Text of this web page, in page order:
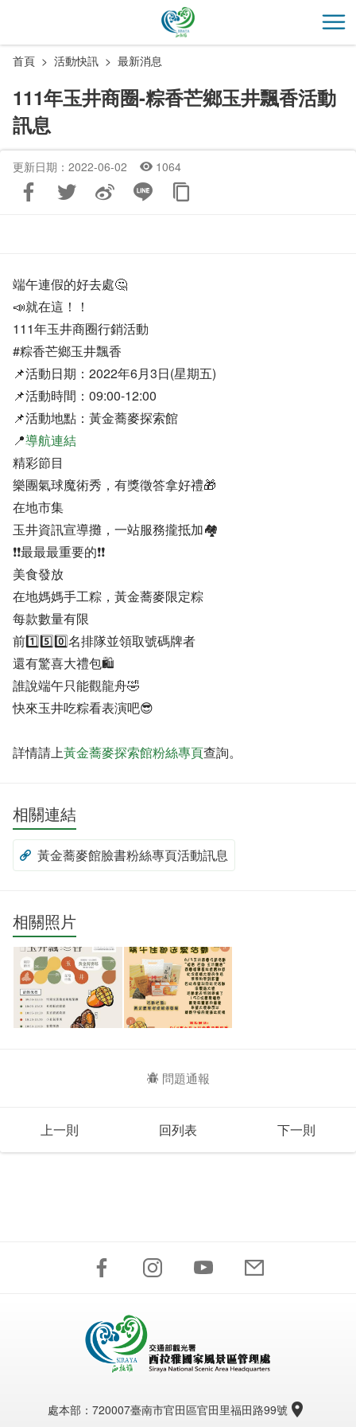
主
開
首頁 活動快訊 最新消息
111年玉井商圈-粽香芒鄉玉井飄香活動
訊息
更新日期：2022-06-02 1064
端午連假的好去處🤔
📣就在這！！
111年玉井商圈行銷活動
#粽香芒鄉玉井飄香
📌活動日期：2022年6月3日(星期五)
📌活動時間：09:00-12:00
📌活動地點：黃金蕎麥探索館
📍導航連結
精彩節目
樂團氣球魔術秀，有獎徵答拿好禮🎁
在地市集
玉井資訊宣導攤，一站服務攏抵加🏘
❗️❗️最最最重要的❗️❗️
美食發放
在地媽媽手工粽，黃金蕎麥限定粽
每款數量有限
前1️⃣5️⃣0️⃣名排隊並領取號碼牌者
還有驚喜大禮包🛍
誰說端午只能觀龍舟🤣
快來玉井吃粽看表演吧😎
詳情請上黃金蕎麥探索館粉絲專頁查詢。
相關連結
黃金蕎麥館臉書粉絲專頁活動訊息
相關照片
問題通報
上一則 回列表 下一則
處本部： 720007臺南市官田區官田里福田路99號